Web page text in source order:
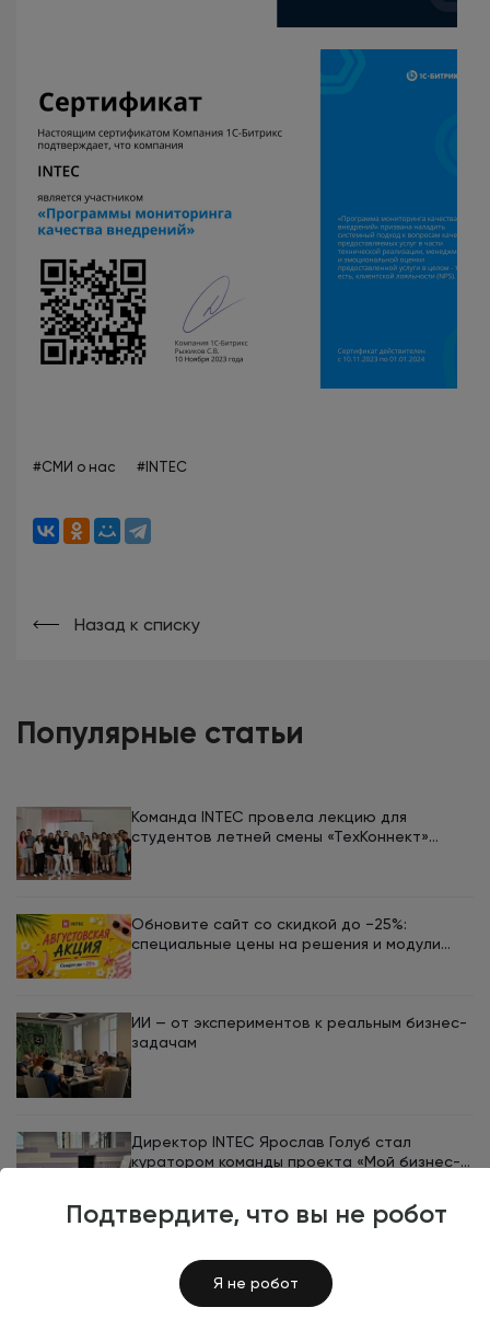
Подтвердите, что вы не робот
Я не робот
#СМИ о нас #INTEC
Назад к списку
Популярные статьи
Команда INTEC провела лекцию для
студентов летней смены «ТехКоннект»
Обновите сайт со скидкой до −25%:
специальные цены на решения и модули
INTEC в августе
ИИ — от экспериментов к реальным бизнес-
задачам
Директор INTEC Ярослав Голуб стал
куратором команды проекта «Мой бизнес-